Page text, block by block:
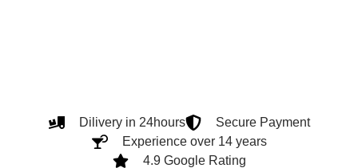
Dilivery in 24hours
Secure Payment
Experience over 14 years
4.9 Google Rating